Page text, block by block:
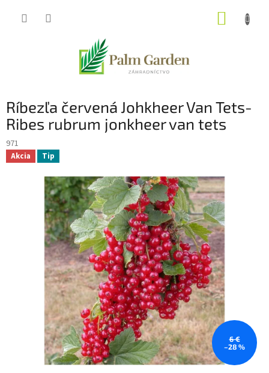
Ríbezľa červená Johkheer Van Tets-
Ribes rubrum jonkheer van tets
971
Akcia Tip
6 €
–28 %